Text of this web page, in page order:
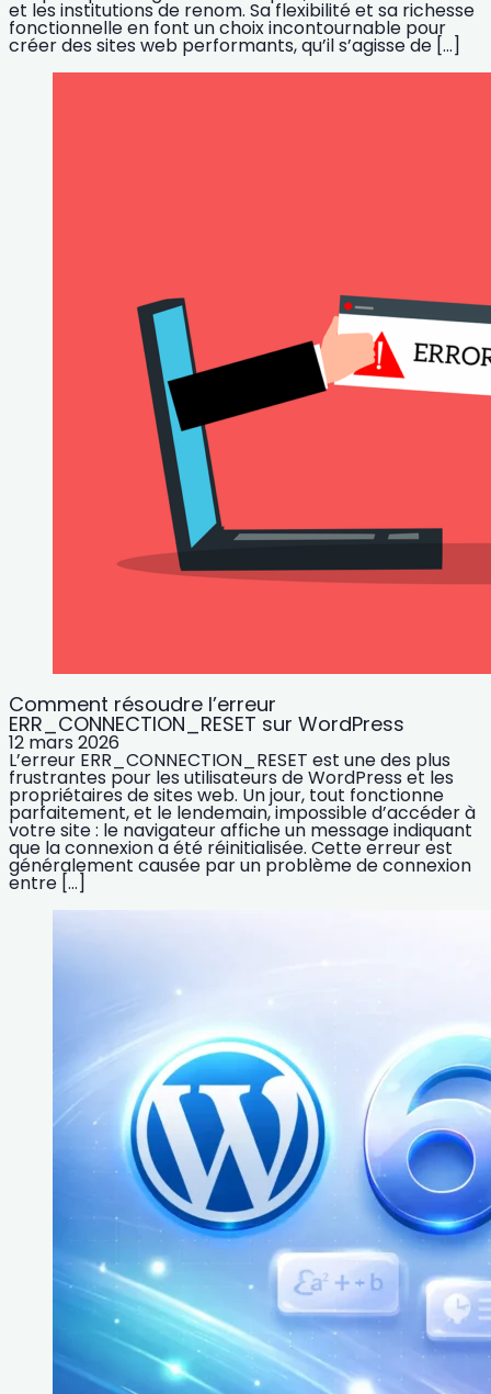
et les institutions de renom. Sa flexibilité et sa richesse
fonctionnelle en font un choix incontournable pour
créer des sites web performants, qu’il s’agisse de […]
Comment résoudre l’erreur
ERR_CONNECTION_RESET sur WordPress
12 mars 2026
L’erreur ERR_CONNECTION_RESET est une des plus
frustrantes pour les utilisateurs de WordPress et les
propriétaires de sites web. Un jour, tout fonctionne
parfaitement, et le lendemain, impossible d’accéder à
votre site : le navigateur affiche un message indiquant
que la connexion a été réinitialisée. Cette erreur est
généralement causée par un problème de connexion
entre […]